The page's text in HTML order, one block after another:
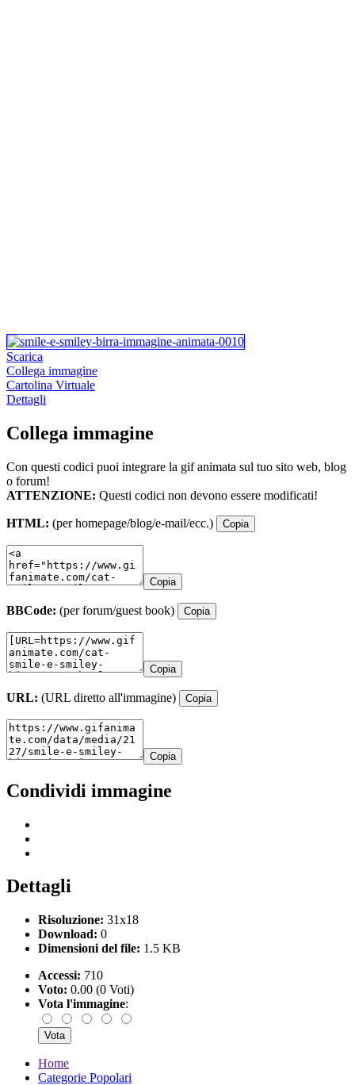
Scarica
Collega immagine
Cartolina Virtuale
Dettagli
Collega immagine
Con questi codici puoi integrare la gif animata sul tuo sito web, blog
o forum!
ATTENZIONE: Questi codici non devono essere modificati!
HTML: (per homepage/blog/e-mail/ecc.) Copia
Copia
BBCode: (per forum/guest book) Copia
Copia
URL: (URL diretto all'immagine) Copia
Copia
Condividi immagine
Dettagli
Risoluzione: 31x18
Download: 0
Dimensioni del file: 1.5 KB
Accessi: 710
Voto: 0.00 (0 Voti)
Vota l'immagine:
Home
Categorie Popolari